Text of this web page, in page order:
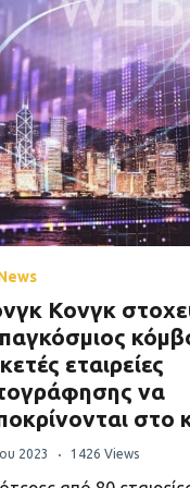
Κονγκ
παγκόσμιος
εταιρείες
να
στο
2023 1426 Views